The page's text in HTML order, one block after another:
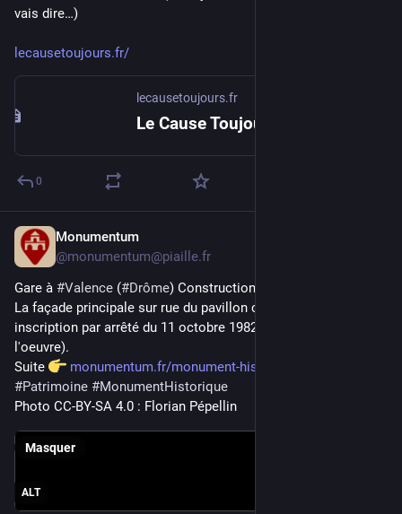
vais dire…)
lecausetoujours.fr/
lecausetoujours.fr
0
Monumentum
@monumentum@piaille.fr
Gare à #Valence (#Drôme) Construction 3e quart XIXe siècle.
La façade principale sur rue du pavillon central (cad. CH 316) :
inscription par arrêté du 11 octobre 1982. Bouchot (maître de
l'oeuvre).
Suite
monumentum.fr/monument-histori
#Patrimoine #MonumentHistorique
Photo CC-BY-SA 4.0 : Florian Pépellin
ALT
Masquer